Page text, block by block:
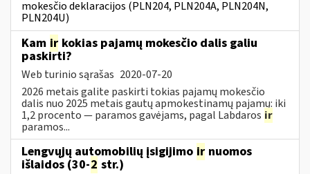
mokesčio deklaracijos (PLN204, PLN204A, PLN204N,
PLN204U)
Kam ir kokias pajamų mokesčio dalis galiu
paskirti?
Web turinio sąrašas 2020-07-20
2026 metais galite paskirti tokias pajamų mokesčio
dalis nuo 2025 metais gautų apmokestinamų pajamų: iki
1,2 procento — paramos gavėjams, pagal Labdaros ir
paramos...
Lengvųjų automobilių įsigijimo ir nuomos
išlaidos (30-2 str.)